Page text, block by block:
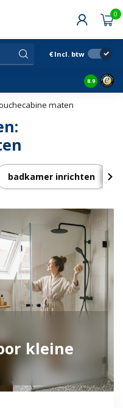
0
€ Incl. btw
8.9
maten
badkamer inrichten
kleine